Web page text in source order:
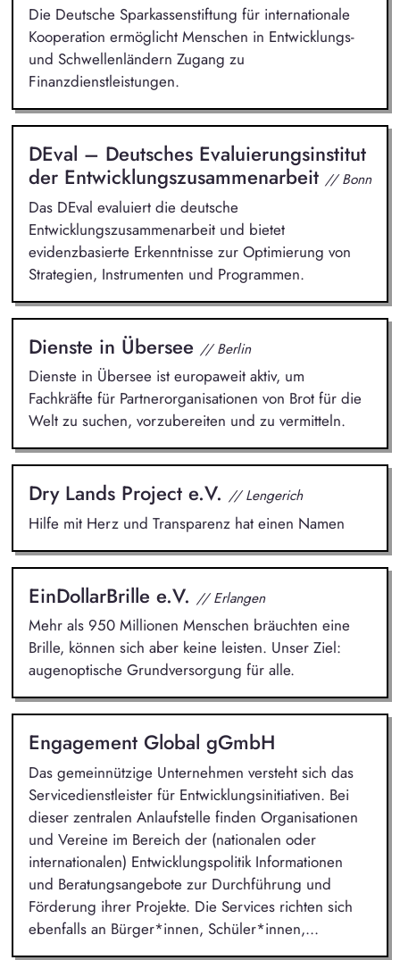
Die Deutsche Sparkassenstiftung für internationale
Kooperation ermöglicht Menschen in Entwicklungs-
und Schwellenländern Zugang zu
Finanzdienstleistungen.
DEval – Deutsches Evaluierungsinstitut
der Entwicklungszusammenarbeit // Bonn
Das DEval evaluiert die deutsche
Entwicklungszusammenarbeit und bietet
evidenzbasierte Erkenntnisse zur Optimierung von
Strategien, Instrumenten und Programmen.
Dienste in Übersee // Berlin
Dienste in Übersee ist europaweit aktiv, um
Fachkräfte für Partnerorganisationen von Brot für die
Welt zu suchen, vorzubereiten und zu vermitteln.
Dry Lands Project e.V. // Lengerich
Hilfe mit Herz und Transparenz hat einen Namen
EinDollarBrille e.V. // Erlangen
Mehr als 950 Millionen Menschen bräuchten eine
Brille, können sich aber keine leisten. Unser Ziel:
augenoptische Grundversorgung für alle.
Engagement Global gGmbH
Das gemeinnützige Unternehmen versteht sich das
Servicedienstleister für Entwicklungsinitiativen. Bei
dieser zentralen Anlaufstelle finden Organisationen
und Vereine im Bereich der (nationalen oder
internationalen) Entwicklungspolitik Informationen
und Beratungsangebote zur Durchführung und
Förderung ihrer Projekte. Die Services richten sich
ebenfalls an Bürger*innen, Schüler*innen,...